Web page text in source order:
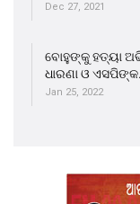
Dec 27, 2021
ବୋହୁଙ୍କୁ ହତ୍ୟା
ଧାରଣା ଓ
Jan 25, 2022